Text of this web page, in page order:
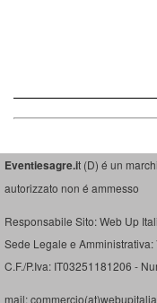
Eventiesagre.it (D) é un
autorizzato non é ammesso
Responsabile Sito: Web Up
Sede Legale e
C.F./P.Iva: IT03251181206 -
mail: